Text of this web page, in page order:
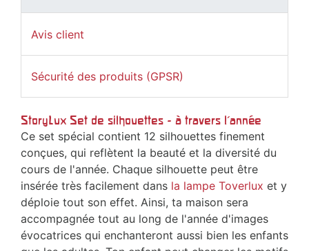
Avis client
Sécurité des produits (GPSR)
StoryLux Set de silhouettes - à travers l'année
Ce set spécial contient 12 silhouettes finement
conçues, qui reflètent la beauté et la diversité du
cours de l'année. Chaque silhouette peut être
insérée très facilement dans la lampe Toverlux et y
déploie tout son effet. Ainsi, ta maison sera
accompagnée tout au long de l'année d'images
évocatrices qui enchanteront aussi bien les enfants